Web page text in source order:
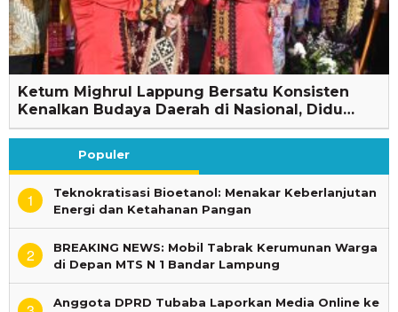
Ketum Mighrul Lappung Bersatu Konsisten
Kenalkan Budaya Daerah di Nasional, Didu…
Populer
1
Teknokratisasi Bioetanol: Menakar Keberlanjutan
Energi dan Ketahanan Pangan
2
BREAKING NEWS: Mobil Tabrak Kerumunan Warga
di Depan MTS N 1 Bandar Lampung
Anggota DPRD Tubaba Laporkan Media Online ke